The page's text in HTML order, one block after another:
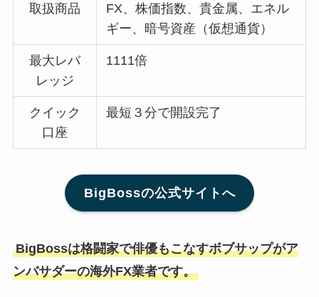
取扱商品
FX、株価指数、貴金属、エネル
ギー、暗号資産（仮想通貨）
最大レバ
レッジ
1111倍
クイック
口座
最短３分で開設完了
BigBossの公式サイトへ
BigBossは格闘家で俳優もこなすボブサップがア
ンバサダーの海外FX業者です。